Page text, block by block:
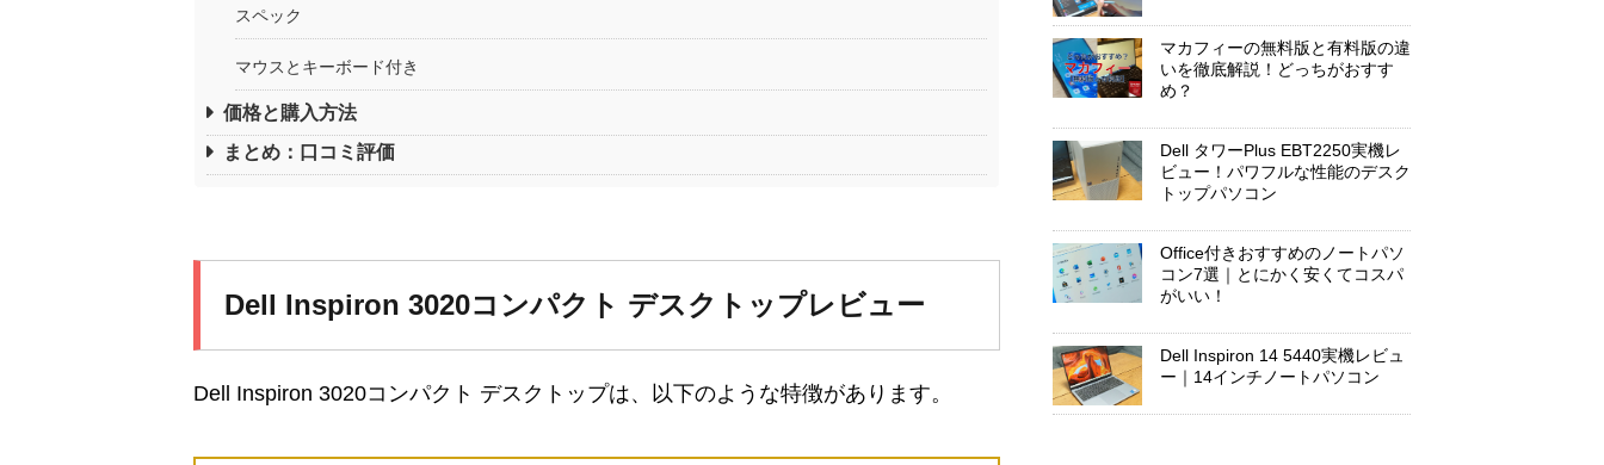
スペック
マウスとキーボード付き
価格と購入方法
まとめ：口コミ評価
Dell Inspiron 3020コンパクト デスクトップレビュー
Dell Inspiron 3020コンパクト デスクトップは、以下のような特徴があります。
マカフィーの無料版と有料版の違
いを徹底解説！どっちがおすす
め？
Dell タワーPlus EBT2250実機レ
ビュー！パワフルな性能のデスク
トップパソコン
Office付きおすすめのノートパソ
コン7選｜とにかく安くてコスパ
がいい！
Dell Inspiron 14 5440実機レビュ
ー｜14インチノートパソコン